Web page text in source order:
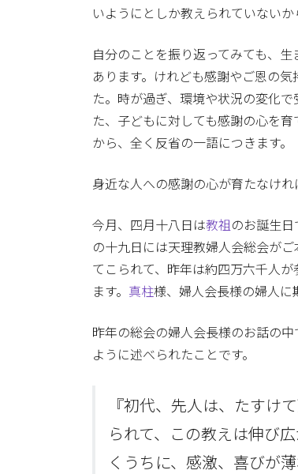
いようにとしか教えられていないか
自分のことを振り返ってみても、
あります。けれども感謝やご恩の
た。時が過ぎ、環境や状況の変化
た、子どもに対しても感謝の心を
から、全く反省の一語につきます。
身近な人への感謝の心が育たなけれ
今月、四月十八日は教祖 のお誕生
の十九日には天理教婦人会総会が
てこられて、昨年は約四万六千人
ます。 真柱様、婦人会長様の婦人に
昨年の総会の婦人会長様のお話の
ように述べられたことです。
『初代、先人は、たすけ
られて、この教えは伸び
くうちに、感激、喜びが